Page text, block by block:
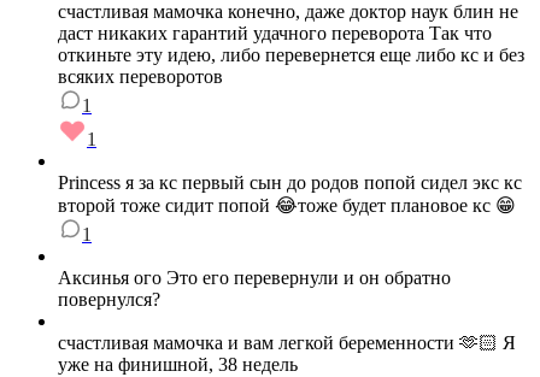
счастливая мамочка конечно, даже доктор наук блин не
даст никаких гарантий удачного переворота Так что
откиньте эту идею, либо перевернется еще либо кс и без
всяких переворотов
1
1
Princess я за кс первый сын до родов попой сидел экс кс
второй тоже сидит попой 😂тоже будет плановое кс 😁
1
Аксинья ого Это его перевернули и он обратно
повернулся?
счастливая мамочка и вам легкой беременности 🫶🏻 Я
уже на финишной, 38 недель